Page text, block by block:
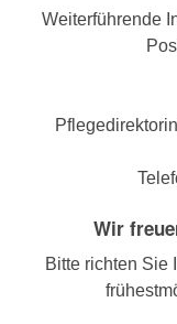
Weiterführende
Wir
Bitte richten Sie